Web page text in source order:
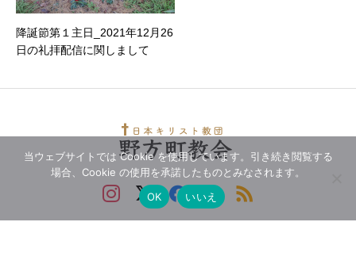
降誕節第１主日_2021年12月26
日の礼拝配信に関しまして
当ウェブサイトでは Cookie を使用しています。引き続き閲覧する
場合、Cookie の使用を承諾したものとみなされます。
OK
いいえ